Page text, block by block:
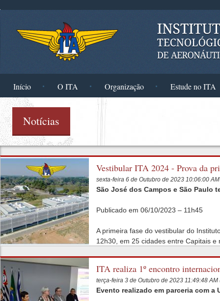
Início O ITA Organização Estude no ITA
Notícias
Vestibular ITA 2024 - Prova da
sexta-feira 6 de Outubro de 2023 10:06:00
São José dos Campos e São Paulo
Publicado em 06/10/2023 – 11h45
A primeira fase do vestibular do
12h30, em 25 cidades entre Capitais
ITA realiza 1º encontro
terça-feira 3 de Outubro de 2023 11:49:48
Evento realizado em parceria com a